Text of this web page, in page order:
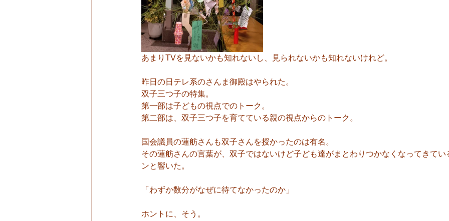
あまりTVを見ないかも知れないし、見られないかも知れないけれど。
昨日の日テレ系のさんま御殿はやられた。
双子三つ子の特集。
第一部は子どもの視点でのトーク。
第二部は、双子三つ子を育てている親の視点からのトーク。
国会議員の蓮舫さんも双子さんを授かったのは有名。
その蓮舫さんの言葉が、双子ではないけど子ども達がまとわりつかなくなってきてい
ンと響いた。
「わずか数分がなぜに待てなかったのか」
ホントに、そう。